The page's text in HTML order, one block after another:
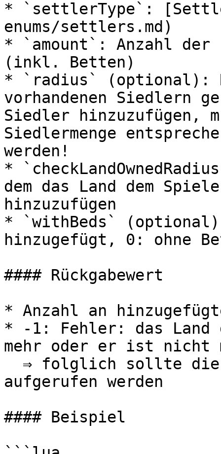
* `settlerType`:
enums/settlers.md)
* `amount`: Anzahl der
(inkl. Betten)
* `radius` (optional):
vorhandenen Siedlern
Siedler hinzuzufügen,
Siedlermenge
werden!
*
dem das Land dem
hinzuzufügen
* `withBeds`
hinzugefügt, 0: ohne
#### Rückgabewert
* Anzahl an
* -1: Fehler: das Land
mehr oder er ist nicht
aufgerufen werden
#### Beispiel